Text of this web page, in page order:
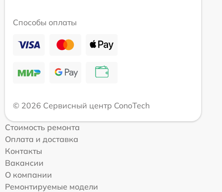
Способы оплаты
© 2026 Сервисный центр ConoTech
Стоимость ремонта
Оплата и доставка
Контакты
Вакансии
О компании
Ремонтируемые модели